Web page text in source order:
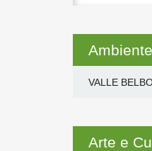
per:
Ambiente
VALLE
Arte e